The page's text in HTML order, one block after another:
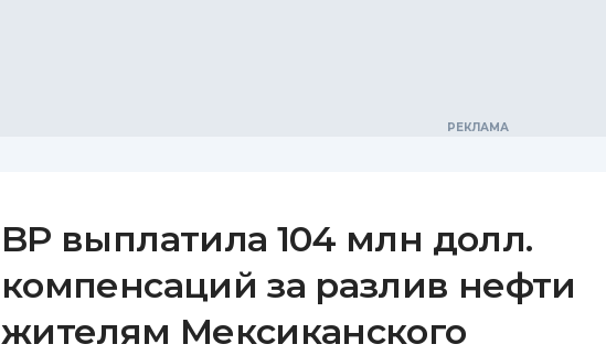
BP выплатила 104 млн долл.
компенсаций за разлив нефти
жителям Мексиканского